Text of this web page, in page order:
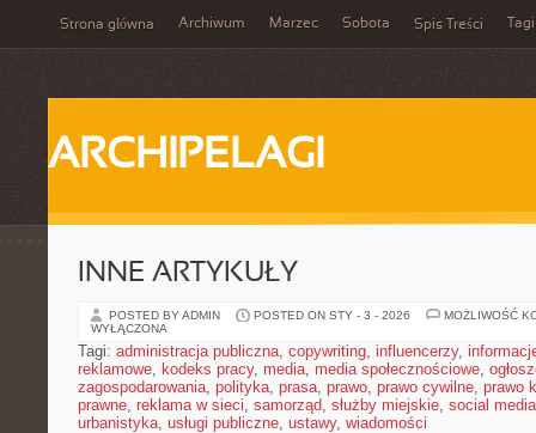
Strona główna Archiwum Marzec Sobota Spis Treści Tagi
ARCHIPELAGI
INNE ARTYKUŁY
POSTED BY ADMIN POSTED ON STY - 3 - 2026
MOŻLIWOŚĆ
WYŁĄCZONA
Tagi: administracja publiczna, copywriting, influencerzy,
reklamowe, kodeks pracy, media, media społecznościowe,
zagospodarowania, polityka, prasa, prawo, prawo cywilne, prawo
prawne, reklama w sieci, samorząd, służby miejskie, social media
urbanistyka, usługi publiczne, ustawy, wiadomości